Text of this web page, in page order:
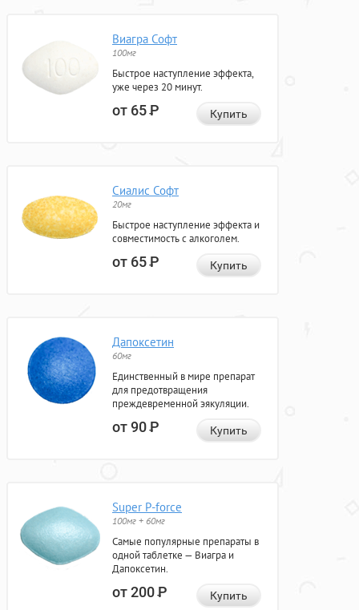
Виагра Софт
100мг
Быстрое наступление эффекта,
уже через 20 минут.
от 65Р Купить
Сиалис Софт
20мг
Быстрое наступление эффекта и
совместимость с алкоголем.
от 65Р Купить
Дапоксетин
60мг
Единственный в мире препарат
для предотвращения
преждевременной эякуляции.
от 90Р Купить
Super P-force
100мг + 60мг
Самые популярные препараты в
одной таблетке — Виагра и
Дапоксетин.
от 200Р Купить